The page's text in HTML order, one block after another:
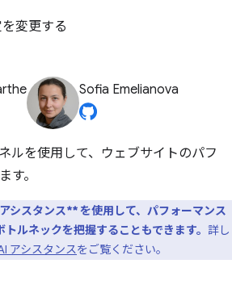
変更する
Sofia Emelianova
ルを使用して、ウェブサイトのパフ
す。
シスタンス** を使用して、パフォーマンス
ルネックを把握することもできます。 詳し
アシスタンスをご覧ください。